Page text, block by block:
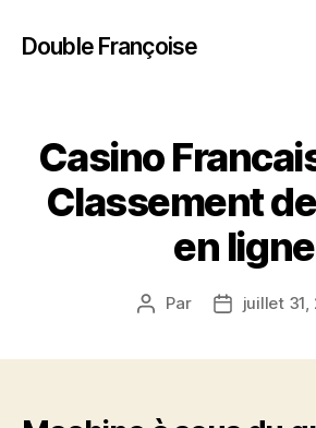
Double Françoise
Casino
Classement
en ligne
Auteur
Par
Datejuillet 31,